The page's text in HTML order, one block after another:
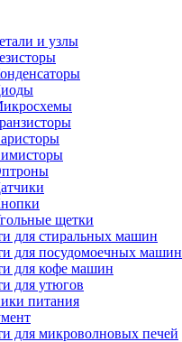
и узлы
щетки
для стиральных машин
для посудомоечных машин
для кофе машин
для утюгов
питания
для микроволновых печей